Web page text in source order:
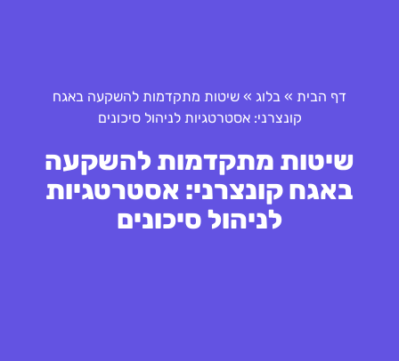
דף הבית » בלוג » שיטות מתקדמות להשקעה באגח
קונצרני: אסטרטגיות לניהול סיכונים
שיטות מתקדמות להשקעה
באגח קונצרני: אסטרטגיות
לניהול סיכונים